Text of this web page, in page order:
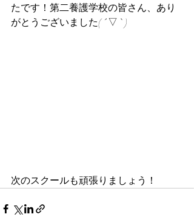
たです！第二養護学校の皆さん、あり
がとうございました( ´ ▽ ` )
次のスクールも頑張りましょう！